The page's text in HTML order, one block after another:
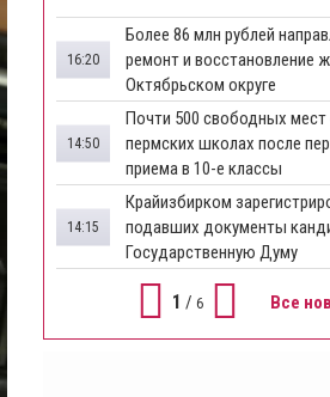
Более 86 млн рублей
ремонт и восстановление
Октябрьском округе
16:20
Почти 500 свободных мест
пермских школах после
приема в 10-е классы
14:50
Крайизбирком
подавших документы
Государственную Думу
14:15
1 / 6 Все